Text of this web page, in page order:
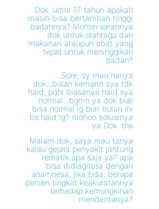
Dok, umur 17 tahun apakah
masih bisa bertambah tinggi
badannya? Mohon sarannya
dok untuk olahraga dan
makanan ataupun obat yang
tepat untuk meninggikan
badan?
Sore, sy mau nanya
dok...bulan kemarin sya tdk
haid, pdhl biasanya haid sya
normal...bgmn ya dok biar
bisa normal lg biar bulan ini
bs haid lg? mohon solusinya
ya Dok. thx
Malam dok, saya mau tanya
kalau gejala penyakit jantung
rematik apa saja ya? apa
bisa didiagnosa dengan
anamnesa, jika bisa, berapa
persen tingkat keakuratannya
terhadap kemungkinan
menderitanya?